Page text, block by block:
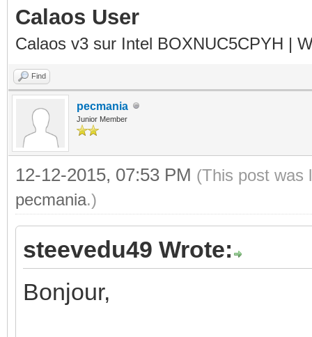
Calaos User
Calaos v3 sur Intel BOXNUC5CPYH |
Find
pecmania
Junior Member
12-12-2015, 07:53 PM (This post was
pecmania.)
steevedu49 Wrote:
Bonjour,